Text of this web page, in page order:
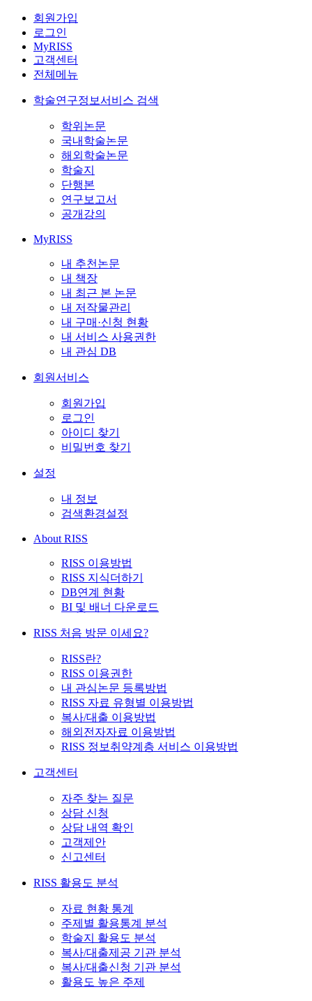
회원가입
로그인
MyRISS
고객센터
전체메뉴
학술연구정보서비스 검색
학위논문
국내학술논문
해외학술논문
학술지
단행본
연구보고서
공개강의
MyRISS
내 추천논문
내 책장
내 최근 본 논문
내 저작물관리
내 구매·신청 현황
내 서비스 사용권한
내 관심 DB
회원서비스
회원가입
로그인
아이디 찾기
비밀번호 찾기
설정
내 정보
검색환경설정
About RISS
RISS 이용방법
RISS 지식더하기
DB연계 현황
BI 및 배너 다운로드
RISS 처음 방문 이세요?
RISS란?
RISS 이용권한
내 관심논문 등록방법
RISS 자료 유형별 이용방법
복사/대출 이용방법
해외전자자료 이용방법
RISS 정보취약계층 서비스 이용방법
고객센터
자주 찾는 질문
상담 신청
상담 내역 확인
고객제안
신고센터
RISS 활용도 분석
자료 현황 통계
주제별 활용통계 분석
학술지 활용도 분석
복사/대출제공 기관 분석
복사/대출신청 기관 분석
활용도 높은 주제